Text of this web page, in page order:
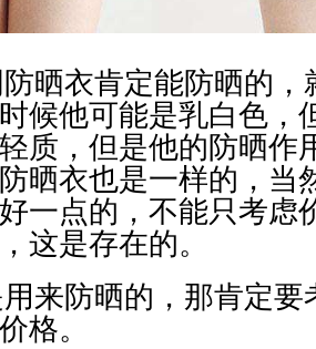
晒衣肯定能防晒的，
候他可能是乳白色，
质，但是他的防晒作
晒衣也是一样的，当
一点的，不能只考虑
这是存在的。
来防晒的，那肯定要
格。